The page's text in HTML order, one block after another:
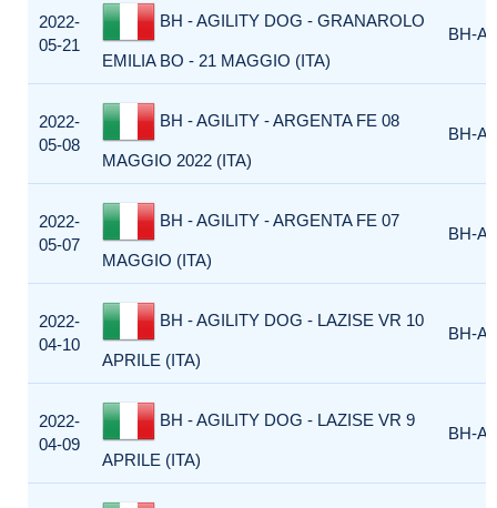
2022-
05-21
BH - AGILITY DOG - GRANAROLO
EMILIA BO - 21 MAGGIO (ITA)
BH-
2022-
05-08
BH - AGILITY - ARGENTA FE 08
MAGGIO 2022 (ITA)
BH-
2022-
05-07
BH - AGILITY - ARGENTA FE 07
MAGGIO (ITA)
BH-
2022-
04-10
BH - AGILITY DOG - LAZISE VR 10
APRILE (ITA)
BH-
2022-
04-09
BH - AGILITY DOG - LAZISE VR 9
APRILE (ITA)
BH-